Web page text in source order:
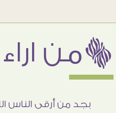
ëمن اراء عملائنا
بجد من أرقى الناس